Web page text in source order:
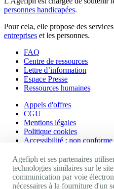
personnes handicapées.
Pour cela, elle propose des
entreprises et les personnes.
FAQ
Centre de ressources
Lettre d’information
Espace Presse
Ressources humaines
Appels d'offres
CGU
Mentions légales
Politique cookies
Accessibilité : non conforme
Nos autres sites
Site portail Agefiph
Agefiph et ses partenaires
technologies similaires sur le
communication par voie
nécessaires à la fourniture d'un